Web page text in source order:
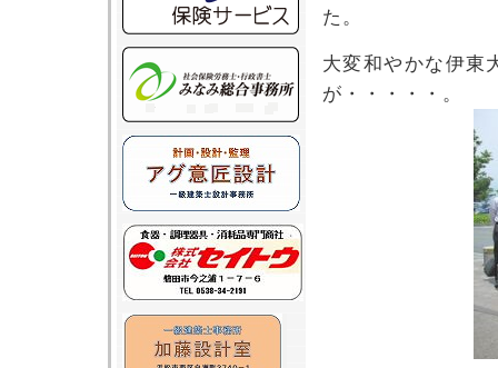
た。
大変和やかな伊東
が・・・・・。